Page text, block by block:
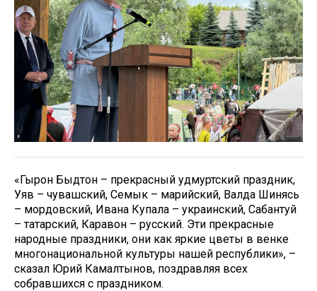
«Гырон Быдтон – прекрасный удмуртский праздник,
Уяв – чувашский, Семык – марийский, Валда Шинясь
– мордовский, Ивана Купала – украинский, Сабантуй
– татарский, Каравон – русский. Эти прекрасные
народные праздники, они как яркие цветы в венке
многонациональной культуры нашей республики», –
сказал Юрий Камалтынов, поздравляя всех
собравшихся с праздником.